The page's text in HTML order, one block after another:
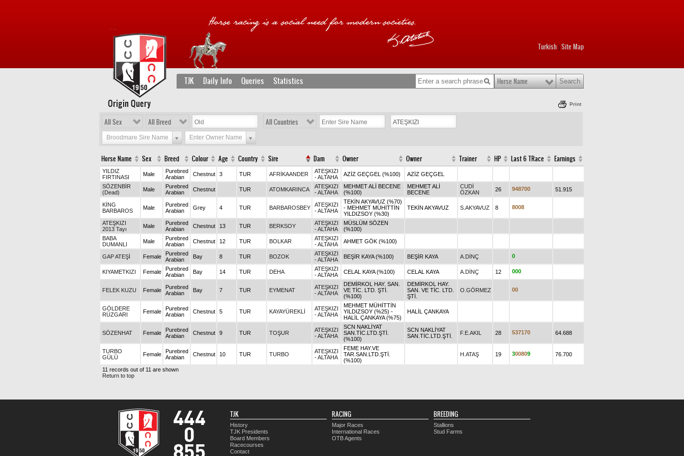
Turkish Site Map
TJK Daily Info Queries Statistics Horse Name
Origin Query Print
All Sex All Breed All Countries
Broodmare Sire Name Enter Owner Name
Horse Name Sex Breed Colour Age Country Sire Dam Owner Owner Trainer HP Last 6 TRace Earnings
YILDIZ
FIRTINASI
Male
Purebred
Arabian
Chestnut 3 TUR AFRİKAANDER
ATEŞKIZI
- ALTAHA
AZİZ GEÇGEL (%100)
AZİZ GEÇGEL
SÖZENBİR
(Dead)
Male
Purebred
Arabian
Chestnut TUR ATOMKARINCA
ATEŞKIZI
- ALTAHA
MEHMET ALİ BECENE
(%100)
MEHMET ALİ
BECENE
CUDİ
ÖZKAN
26 948700 51.915
KİNG
BARBAROS
Male
Purebred
Arabian
Grey 4 TUR BARBAROSBEY
ATEŞKIZI
- ALTAHA
TEKİN AKYAVUZ (%70)
- MEHMET MÜHİTTİN
YILDIZSOY (%30)
TEKİN AKYAVUZ S.AKYAVUZ 8 8008
ATEŞKIZI
2013 Tayı
Male
Purebred
Arabian
Chestnut 13 TUR BERKSOY
ATEŞKIZI
- ALTAHA
MÜSLÜM SÖZEN
(%100)
BABA
DUMANLI
Male
Purebred
Arabian
Chestnut 12 TUR BOLKAR
ATEŞKIZI
- ALTAHA
AHMET GÖK (%100)
GAP ATEŞİ Female
Purebred
Arabian
Bay 8 TUR BOZOK
ATEŞKIZI
- ALTAHA
BEŞİR KAYA (%100) BEŞİR KAYA A.DİNÇ 0
KIYAMETKIZI Female
Purebred
Arabian
Bay 14 TUR DEHA
ATEŞKIZI
- ALTAHA
CELAL KAYA (%100) CELAL KAYA A.DİNÇ 12 000
FELEK KUZU Female
Purebred
Arabian
Bay 7 TUR EYMENAT
ATEŞKIZI
- ALTAHA
DEMİRKOL HAY. SAN.
VE TİC. LTD. ŞTİ.
(%100)
DEMİRKOL HAY.
SAN. VE TİC. LTD.
ŞTİ.
O.GÖRMEZ 00
GÖLDERE
RÜZGARI
Female
Purebred
Arabian
Chestnut 5 TUR KAYAYÜREKLİ
ATEŞKIZI
- ALTAHA
MEHMET MÜHİTTİN
YILDIZSOY (%25) -
HALİL ÇANKAYA (%75)
HALİL ÇANKAYA
SÖZENHAT Female
Purebred
Arabian
Chestnut 9 TUR TOŞUR
ATEŞKIZI
- ALTAHA
SCN NAKLİYAT
SAN.TİC.LTD.ŞTİ.
(%100)
SCN NAKLİYAT
SAN.TİC.LTD.ŞTİ.
F.E.AKIL 28 537170 64.688
TURBO
GÜLÜ
Female
Purebred
Arabian
Chestnut 10 TUR TURBO
ATEŞKIZI
- ALTAHA
FEME HAY.VE
TAR.SAN.LTD.ŞTİ.
(%100)
H.ATAŞ 19 300809 76.700
11 records out of 11 are shown
Return to top
TJK
History
TJK Presidents
Board Members
Racecourses
Contact
RACING
Major Races
International Races
OTB Agents
BREEDING
Stallions
Stud Farms